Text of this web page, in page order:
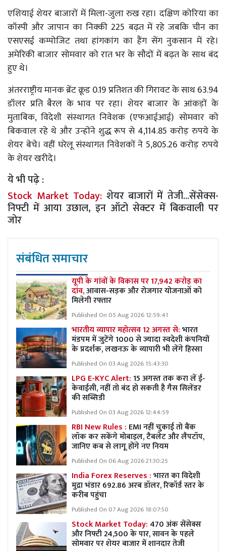
एशियाई शेयर बाजारों में मिला-जुला रुख रहा। दक्षिण कोरिया का
कॉस्पी और जापान का निक्की 225 बढ़त में रहे जबकि चीन का
एसएसई कम्पोजिट तथा हांगकांग का हैंग सेंग नुकसान में रहे।
अमेरिकी बाजार सोमवार को रात भर के सौदों में बढ़त के साथ बंद
हुए थे।
अंतरराष्ट्रीय मानक ब्रेंट क्रूड 0.19 प्रतिशत की गिरावट के साथ 63.94
डॉलर प्रति बैरल के भाव पर रहा। शेयर बाजार के आंकड़ों के
मुताबिक, विदेशी संस्थागत निवेशक (एफआईआई) सोमवार को
बिकवाल रहे थे और उन्होंने शुद्ध रूप से 4,114.85 करोड़ रुपये के
शेयर बेचे। वहीं घरेलू संस्थागत निवेशकों ने 5,805.26 करोड़ रुपये
के शेयर खरीदे।
ये भी पढ़े :
Stock Market Today:शेयर बाजारों में तेजी...सेंसेक्स-
निफ्टी में आया उछाल, इन ऑटो सेक्टर में बिकवाली पर
जोर
संबंधित समाचार
यूपी के गांवों के विकास पर 17,942 करोड़ का
दांव,आवास-सड़क और रोजगार योजनाओं को
मिलेगी रफ्तार
Published On 05 Aug 2026 12:59:41
भारतीय व्यापार महोत्सव 12 अगस्त से:भारत
मंडपम में जुटेंगे 1000 से ज्यादा स्वदेशी कंपनियों
के प्रदर्शक, लखनऊ के व्यापारी भी लेंगे हिस्सा
Published On 03 Aug 2026 15:43:30
LPG E-KYC Alert:15 अगस्त तक करा लें ई-
केवाईसी, नहीं तो बंद हो सकती है गैस सिलेंडर
की सब्सिडी
Published On 03 Aug 2026 12:44:59
RBI New Rules : EMI नहीं चुकाई तो बैंक
लॉक कर सकेंगे मोबाइल, टैबलेट और लैपटॉप,
जानिए कब से लागू होंगे नए नियम
Published On 06 Aug 2026 21:30:25
India Forex Reserves :भारत का विदेशी
मुद्रा भंडार 692.86 अरब डॉलर, रिकॉर्ड स्तर के
करीब पहुंचा
Published On 07 Aug 2026 18:07:50
Stock Market Today: 470 अंक सेंसेक्स
और निफ्टी 24,500 के पार, सावन के पहले
सोमवार पर शेयर बाजार में शानदार तेजी